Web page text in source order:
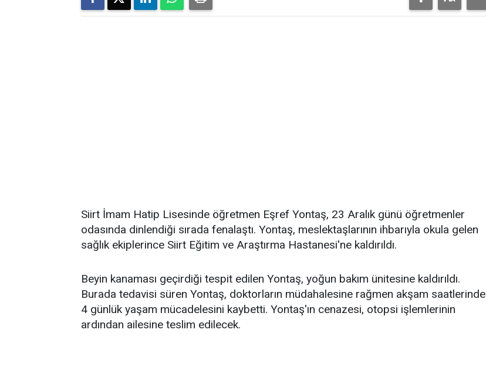
Siirt İmam Hatip Lisesinde öğretmen Eşref Yontaş, 23 Aralık günü öğretmenler
odasında dinlendiği sırada fenalaştı. Yontaş, meslektaşlarının ihbarıyla okula gelen
sağlık ekiplerince Siirt Eğitim ve Araştırma Hastanesi'ne kaldırıldı.
Beyin kanaması geçirdiği tespit edilen Yontaş, yoğun bakım ünitesine kaldırıldı.
Burada tedavisi süren Yontaş, doktorların müdahalesine rağmen akşam saatlerinde
4 günlük yaşam mücadelesini kaybetti. Yontaş'ın cenazesi, otopsi işlemlerinin
ardından ailesine teslim edilecek.